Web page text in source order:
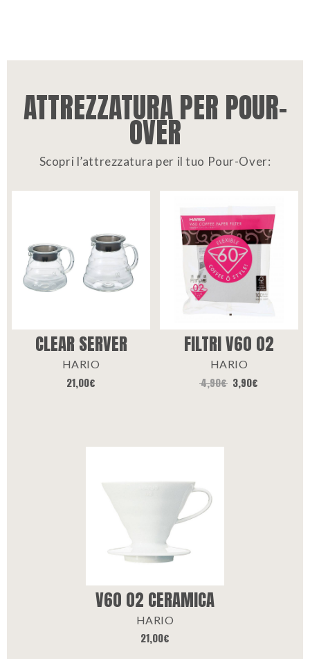
ATTREZZATURA PER POUR-
OVER
Scopri l’attrezzatura per il tuo Pour-Over:
CLEAR SERVER
HARIO
21,00€
FILTRI V60 02
HARIO
4,90€ 3,90€
V60 02 CERAMICA
HARIO
21,00€